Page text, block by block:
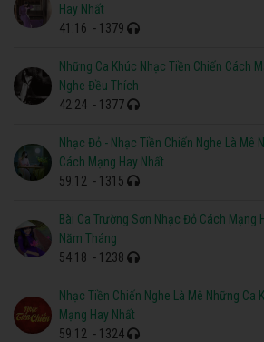
Hay Nhất
41:16 - 1379
Những Ca Khúc Nhạc Tiền Chiến Cách
Nghe Đều Thích
42:24 - 1377
Nhạc Đỏ - Nhạc Tiền Chiến Nghe Là Mê
Cách Mạng Hay Nhất
59:12 - 1315
Bài Ca Trường Sơn Nhạc Đỏ Cách Mạng
Năm Tháng
54:18 - 1238
Nhạc Tiền Chiến Nghe Là Mê Những Ca
Mạng Hay Nhất
59:12 - 1324